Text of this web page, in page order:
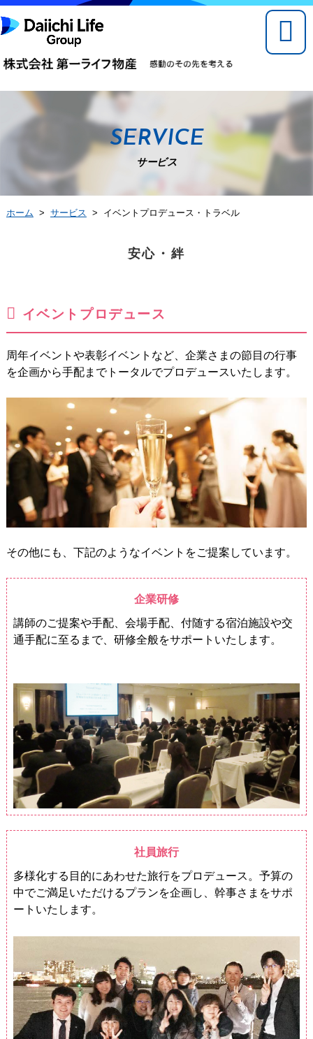
SERVICE
サービス
ホーム > サービス > イベントプロデュース・トラベル
安心・絆
イベントプロデュース
周年イベントや表彰イベントなど、企業さまの節目の行事
を企画から手配までトータルでプロデュースいたします。
その他にも、下記のようなイベントをご提案しています。
企業研修
講師のご提案や手配、会場手配、付随する宿泊施設や交
通手配に至るまで、研修全般をサポートいたします。
社員旅行
多様化する目的にあわせた旅行をプロデュース。予算の
中でご満足いただけるプランを企画し、幹事さまをサポ
ートいたします。